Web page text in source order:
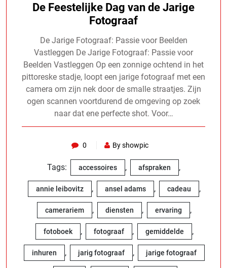
De Feestelijke Dag van de Jarige
Fotograaf
De Jarige Fotograaf: Passie voor Beelden
Vastleggen De Jarige Fotograaf: Passie voor
Beelden Vastleggen Op een zonnige ochtend in het
pittoreske stadje, loopt een jarige fotograaf met een
camera om zijn nek door de smalle straatjes. Zijn
ogen scannen voortdurend de omgeving op zoek
naar dat ene perfecte shot. Voor…
0 By showpic
Tags: accessoires , afspraken ,
annie leibovitz , ansel adams , cadeau ,
camerariem , diensten , ervaring ,
fotoboek , fotograaf , gemiddelde ,
inhuren , jarig fotograaf , jarige fotograaf